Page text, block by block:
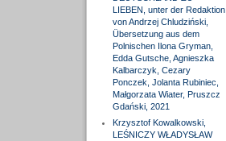
LIEBEN, unter der Redaktion
von Andrzej Chludziński,
Übersetzung aus dem
Polnischen Ilona Gryman,
Edda Gutsche, Agnieszka
Kalbarczyk, Cezary
Ponczek, Jolanta Rubiniec,
Małgorzata Wiater, Pruszcz
Gdański, 2021
Krzysztof Kowalkowski,
LEŚNICZY WŁADYSŁAW